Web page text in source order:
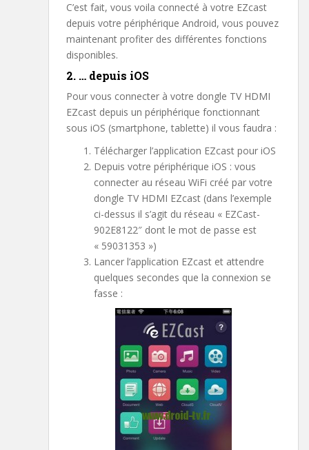
C’est fait, vous voila connecté à votre EZcast
depuis votre périphérique Android, vous pouvez
maintenant profiter des différentes fonctions
disponibles.
2. … depuis iOS
Pour vous connecter à votre dongle TV HDMI
EZcast depuis un périphérique fonctionnant
sous iOS (smartphone, tablette) il vous faudra :
Télécharger l’application EZcast pour iOS
Depuis votre périphérique iOS : vous
connecter au réseau WiFi créé par votre
dongle TV HDMI EZcast (dans l’exemple
ci-dessus il s’agit du réseau « EZCast-
902E8122″ dont le mot de passe est
« 59031353 »)
Lancer l’application EZcast et attendre
quelques secondes que la connexion se
fasse :